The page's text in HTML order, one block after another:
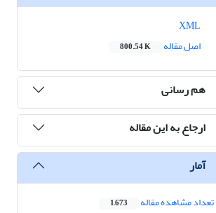
اصل مقاله
800.54 K
هم رسانی
ارجاع به این مقاله
آمار
تعداد مشاهده مقاله 1,673